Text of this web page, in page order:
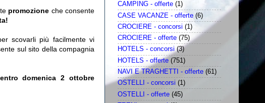
promozione che consente
!
scovarli più facilmente vi
sul sito della compagnia
entro domenica 2 ottobre
CAMPING - offerte (1)
CASE VACANZE - offerte (6)
CROCIERE - concorsi (1)
CROCIERE - offerte (75)
HOTELS - concorsi (3)
HOTELS - offerte (751)
NAVI E TRAGHETTI - offerte (61)
OSTELLI - concorsi (1)
OSTELLI - offerte (45)